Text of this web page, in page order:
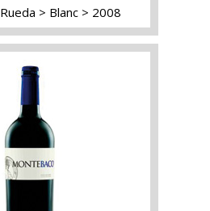
Rueda Blanc 2008